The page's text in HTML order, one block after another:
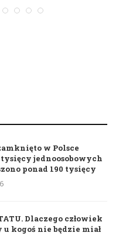
w Polsce
tysięcy jednoosobowych
ponad 190 tysięcy
Dlaczego człowiek
kogoś nie będzie miał